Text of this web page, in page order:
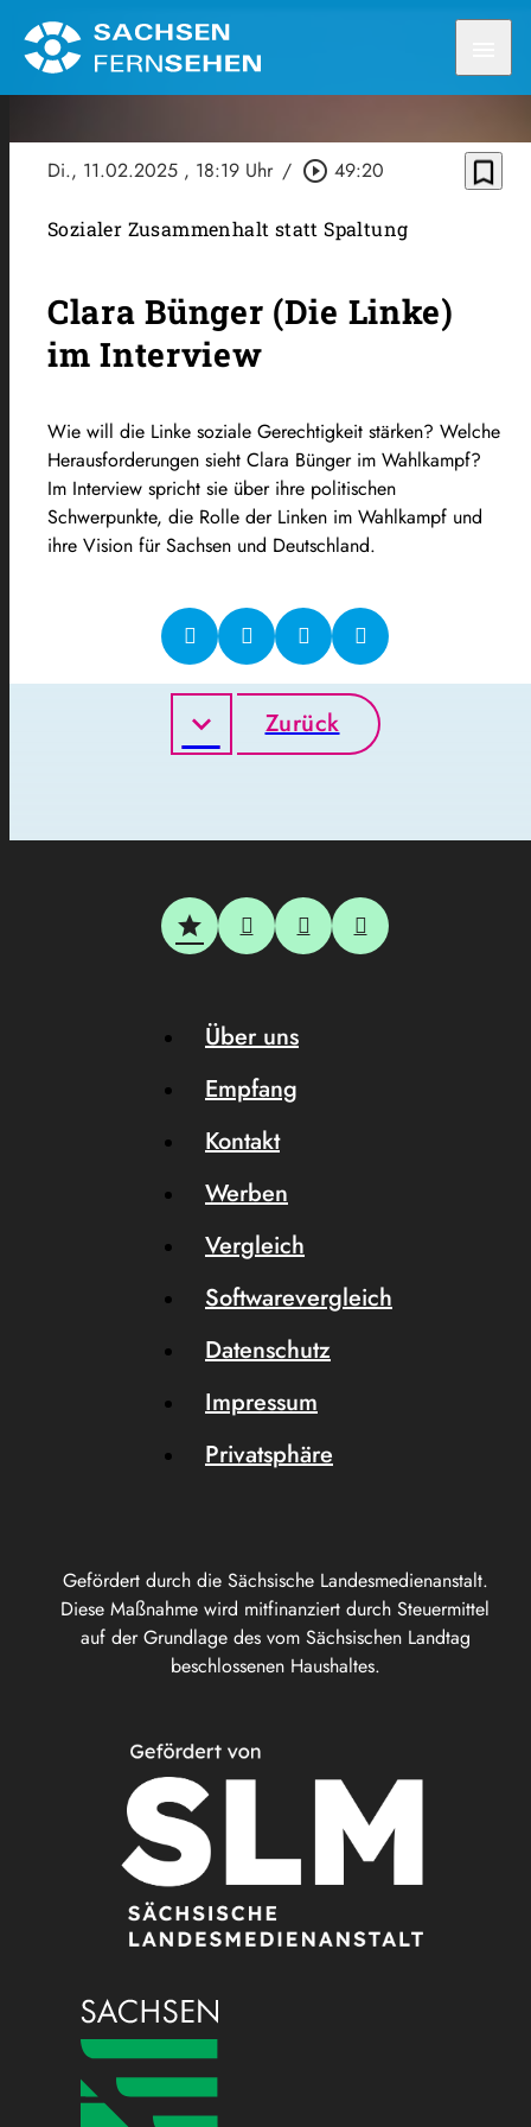
Di., 11.02.2025 , 18:19 Uhr / play_circle_outline 49:20 bookmark_border
Sozialer Zusammenhalt statt Spaltung
Clara Bünger (Die Linke)
im Interview
Wie will die Linke soziale Gerechtigkeit stärken? Welche
Herausforderungen sieht Clara Bünger im Wahlkampf?
Im Interview spricht sie über ihre politischen
Schwerpunkte, die Rolle der Linken im Wahlkampf und
ihre Vision für Sachsen und Deutschland.
Zurück
Gefördert durch die Sächsische Landesmedienanstalt.
Diese Maßnahme wird mitfinanziert durch Steuermittel
auf der Grundlage des vom Sächsischen Landtag
beschlossenen Haushaltes.
Über uns
Empfang
Kontakt
Werben
Vergleich
Softwarevergleich
Datenschutz
Impressum
Privatsphäre